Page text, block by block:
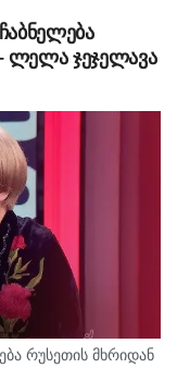
ლელა ჯეჯელავა
რუსეთის მხრიდან